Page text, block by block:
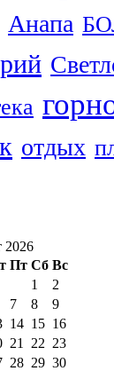
Анапа
отдых
2026
Пт Сб Вс
1
2
7 8
9
14 15 16
21 22 23
28 29 30